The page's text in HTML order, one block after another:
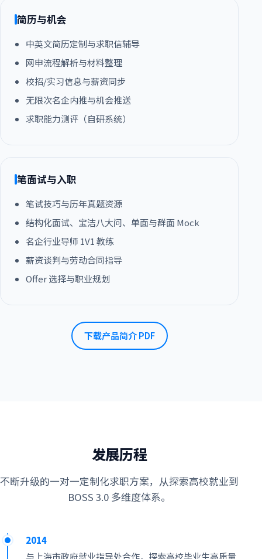
简历与机会
中英文简历定制与求职信辅导
网申流程解析与材料整理
校招/实习信息与薪资同步
无限次名企内推与机会推送
求职能力测评（自研系统）
笔面试与入职
笔试技巧与历年真题资源
结构化面试、宝洁八大问、单面与群面 Mock
名企行业导师 1V1 教练
薪资谈判与劳动合同指导
Offer 选择与职业规划
下载产品简介 PDF
发展历程
不断升级的一对一定制化求职方案，从探索高校就业到
BOSS 3.0 多维度体系。
2014
与上海市政府就业指导处合作，探索高校毕业生高质量